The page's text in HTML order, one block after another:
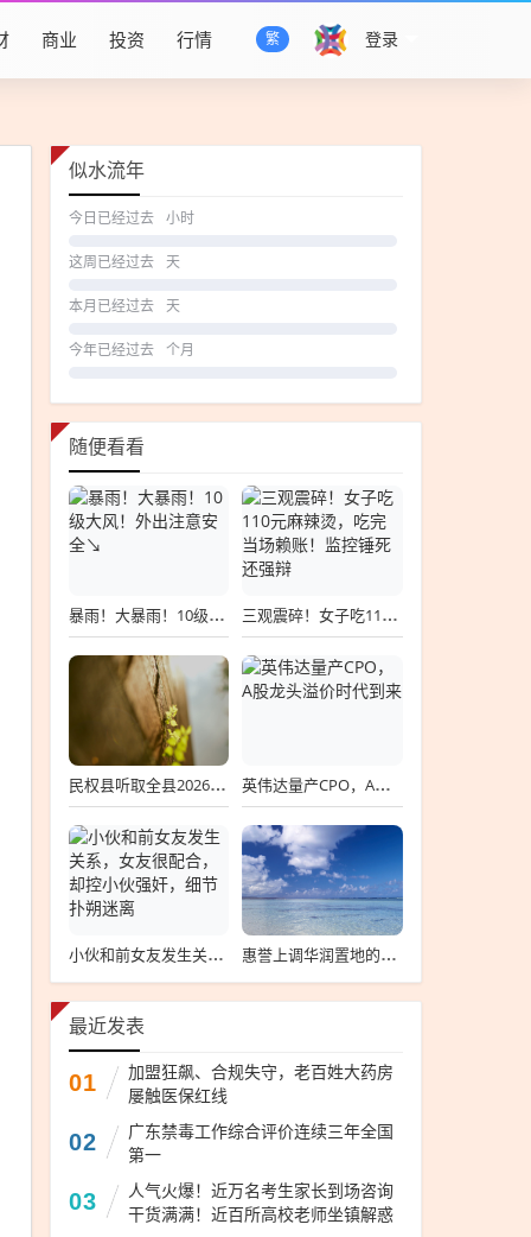
登录
繁
商业 投资 行情
似水流年
今日已经过去 小时
这周已经过去 天
本月已经过去 天
今年已经过去 个月
随便看看
暴雨！大暴雨！10级大风！外出注意安全↘ 三观震碎！女子吃110元麻辣烫，吃完当场赖账！监控锤死还强辩
民权县听取全县2026年上半年安全生产工作暨防汛备汛工作汇报 英伟达量产CPO，A股龙头溢价时代到来
小伙和前女友发生关系，女友很配合，却控小伙强奸，细节扑朔迷离 惠誉上调华润置地的评级至“A-‌”级，展望稳定
最近发表
01
加盟狂飙、合规失守，老百姓大药房
屡触医保红线
02
广东禁毒工作综合评价连续三年全国
第一
03
人气火爆！近万名考生家长到场咨询
干货满满！近百所高校老师坐镇解惑